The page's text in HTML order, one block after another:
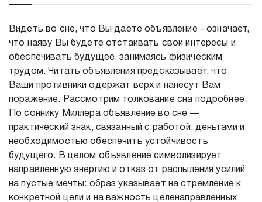
Видеть во сне, что Вы даете объявление - означает,
что наяву Вы будете отстаивать свои интересы и
обеспечивать будущее, занимаясь физическим
трудом. Читать объявления предсказывает, что
Ваши противники одержат верх и нанесут Вам
поражение. Рассмотрим толкование сна подробнее.
По соннику Миллера объявление во сне —
практический знак, связанный с работой, деньгами и
необходимостью обеспечить устойчивость
будущего. В целом объявление символизирует
направленную энергию и отказ от распыления усилий
на пустые мечты: образ указывает на стремление к
конкретной цели и на важность целенаправленных